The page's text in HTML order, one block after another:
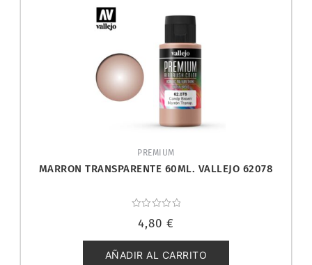
PREMIUM
MARRON TRANSPARENTE 60ML. VALLEJO 62078
con
de
5
4,80 €
AÑADIR AL CARRITO